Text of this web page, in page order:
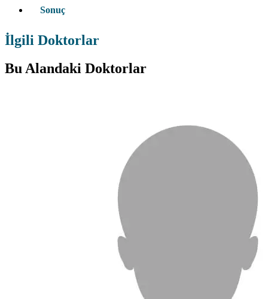
Sonuç
İlgili Doktorlar
Bu Alandaki Doktorlar